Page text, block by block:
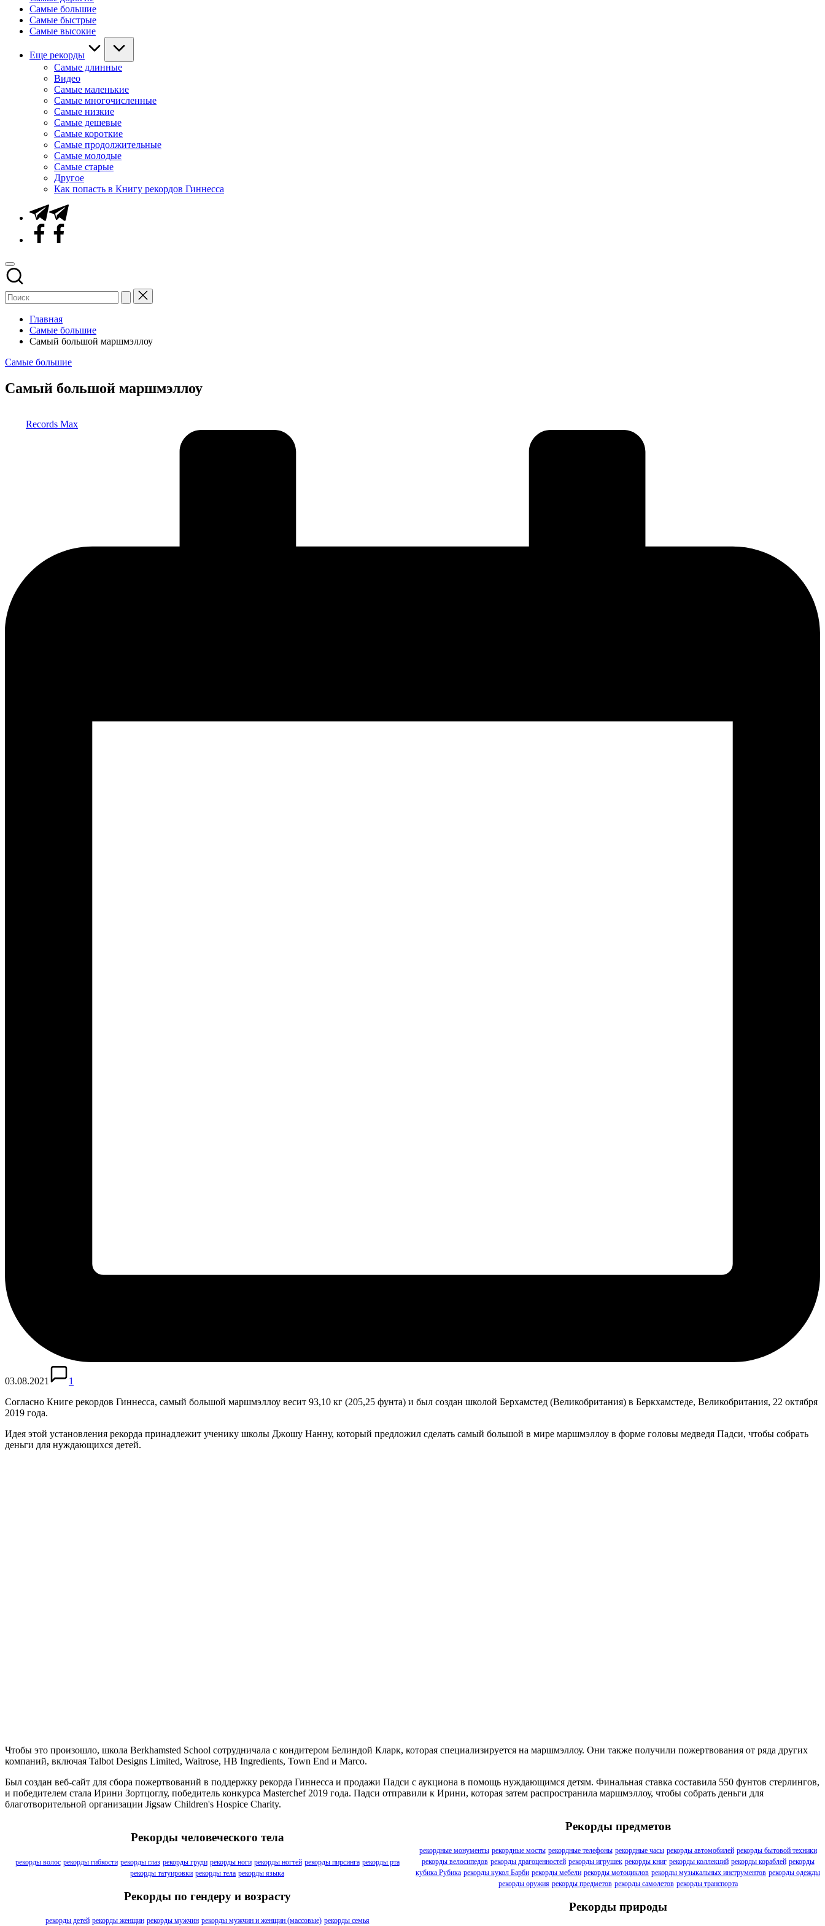
Самые большие
Самые быстрые
Самые высокие
Еще рекорды
Самые длинные
Видео
Самые маленькие
Самые многочисленные
Самые низкие
Самые дешевые
Самые короткие
Самые продолжительные
Самые молодые
Самые старые
Другое
Как попасть в Книгу рекордов Гиннесса
Telegram
Facebook
Главная
Самые большие
Самый большой маршмэллоу
Опубликовано
Самые большие
Самый большой маршмэллоу
Records Max
03.08.2021
1
Согласно Книге рекордов Гиннесса, самый большой маршмэллоу весит 93,10 кг (205,25 фунта) и был создан школой Берхамстед (Великобритания) в Беркхамстеде, Великобритания, 22 октября
2019 года.
Идея этой установления рекорда принадлежит ученику школы Джошу Нанну, который предложил сделать самый большой в мире маршмэллоу в форме головы медведя Падси, чтобы собрать
деньги для нуждающихся детей.
Чтобы это произошло, школа Berkhamsted School сотрудничала с кондитером Белиндой Кларк, которая специализируется на маршмэллоу. Они также получили пожертвования от ряда других
компаний, включая Talbot Designs Limited, Waitrose, HB Ingredients, Town End и Marco.
Был создан веб-сайт для сбора пожертвований в поддержку рекорда Гиннесса и продажи Падси с аукциона в помощь нуждающимся детям. Финальная ставка составила 550 фунтов стерлингов,
и победителем стала Ирини Зортцоглу, победитель конкурса Masterchef 2019 года. Падси отправили к Ирини, которая затем распространила маршмэллоу, чтобы собрать деньги для
благотворительной организации Jigsaw Children's Hospice Charity.
Рекорды человеческого тела
рекорды волос рекорды гибкости рекорды глаз рекорды груди рекорды ноги рекорды ногтей рекорды пирсинга рекорды рта
рекорды татуировки рекорды тела рекорды языка
Рекорды по гендеру и возрасту
рекорды детей рекорды женщин рекорды мужчин рекорды мужчин и женщин (массовые) рекорды семья
Рекорды предметов
рекордные монументы рекордные мосты рекордные телефоны рекордные часы рекорды автомобилей рекорды бытовой техники
рекорды велосипедов рекорды драгоценностей рекорды игрушек рекорды книг рекорды коллекций рекорды кораблей рекорды
кубика Рубика рекорды кукол Барби рекорды мебели рекорды мотоциклов рекорды музыкальных инструментов рекорды одежды
рекорды оружия рекорды предметов рекорды самолетов рекорды транспорта
Рекорды природы